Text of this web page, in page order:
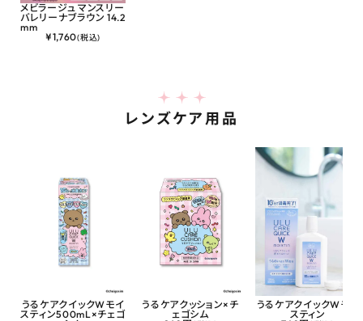
メビラージュ マンスリー
バレリーナブラウン 14.2
mm
¥1,760(税込)
レンズケア用品
うるケアクイックWモイ
スティン500mL×チェゴ
うるケアクッション×チ
ェゴシム
うるケアクイックWモイ
スティン